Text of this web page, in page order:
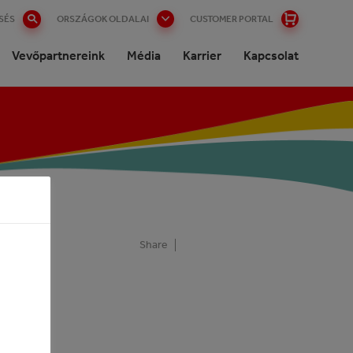
ORSZÁGOK OLDALAI CUSTOMER PORTAL
Vevőpartnereink Média Karrier Kapcsolat
Share